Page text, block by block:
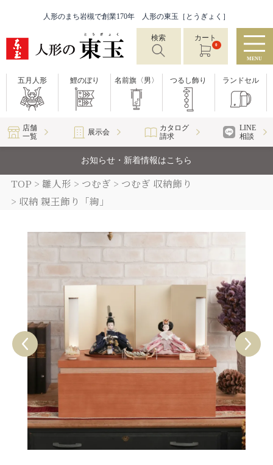
人形のまち岩槻で創業170年 人形の東玉［とうぎょく］
検索 カート
0
MENU
五月人形 鯉のぼり 名前旗〈男〉 つるし飾り ランドセル
店舗
一覧
展示会
カタログ
請求
LINE
相談
お知らせ・新着情報はこちら
TOP 雛人形 つむぎ
つむぎ 収納飾り
収納 親王飾り「絢」